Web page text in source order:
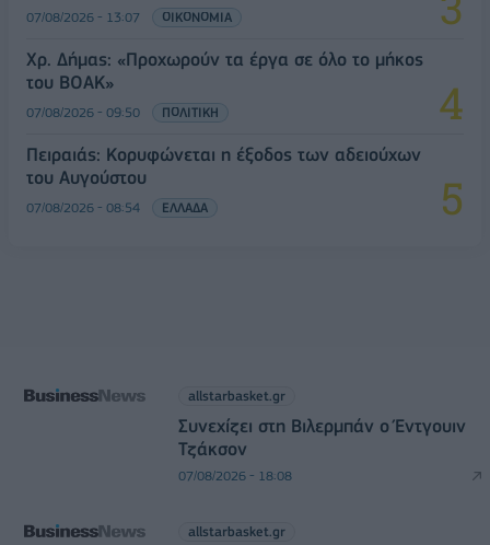
07/08/2026 - 13:07 ΟΙΚΟΝΟΜΙΑ
Χρ. Δήμας: «Προχωρούν τα έργα σε όλο το μήκος
του ΒΟΑΚ»
07/08/2026 - 09:50 ΠΟΛΙΤΙΚΗ
Πειραιάς: Κορυφώνεται η έξοδος των αδειούχων
του Αυγούστου
07/08/2026 - 08:54 ΕΛΛΑΔΑ
allstarbasket.gr
Συνεχίζει στη Βιλερμπάν ο Έντγουιν
Τζάκσον
07/08/2026 - 18:08
allstarbasket.gr